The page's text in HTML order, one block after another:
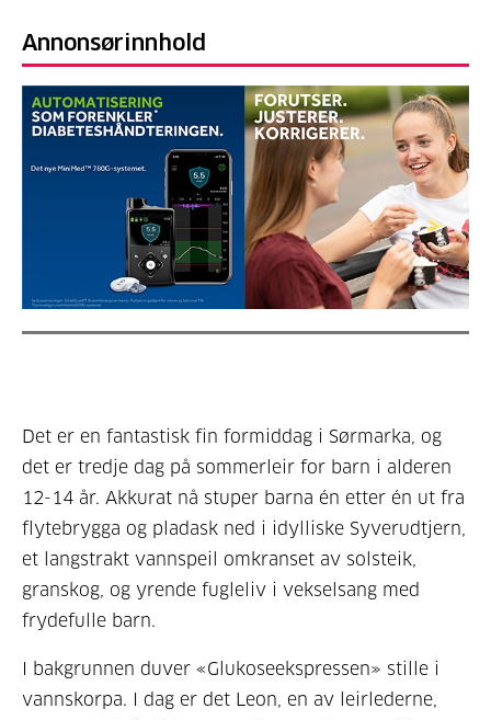
Annonsørinnhold
Det er en fantastisk fin formiddag i Sørmarka, og
det er tredje dag på sommerleir for barn i alderen
12-14 år. Akkurat nå stuper barna én etter én ut fra
flytebrygga og pladask ned i idylliske Syverudtjern,
et langstrakt vannspeil omkranset av solsteik,
granskog, og yrende fugleliv i vekselsang med
frydefulle barn.
I bakgrunnen duver «Glukoseekspressen» stille i
vannskorpa. I dag er det Leon, en av leirlederne,